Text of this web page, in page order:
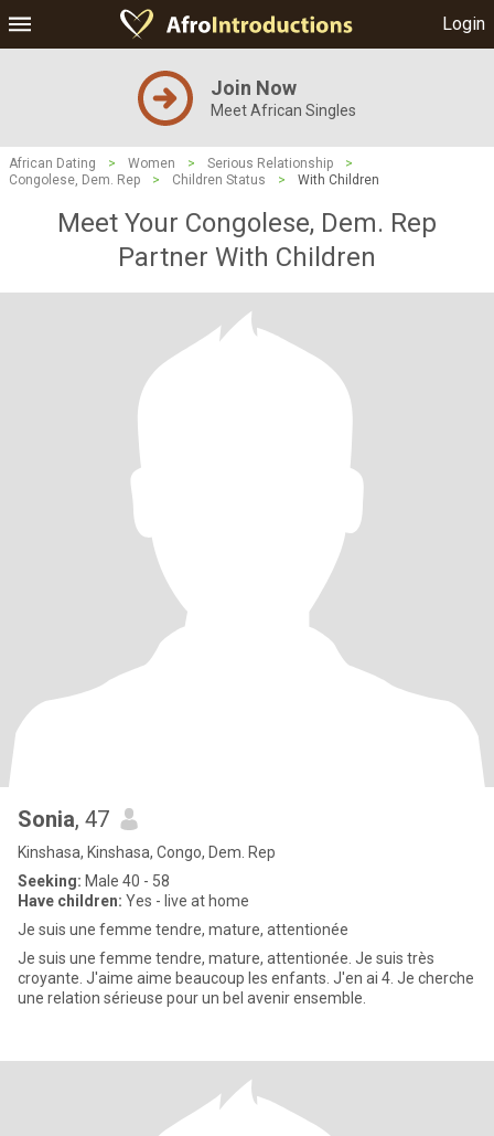
Login
Join Now
Meet African Singles
African Dating > Women > Serious Relationship
>
Congolese, Dem. Rep
> Children Status > With Children
Meet Your Congolese, Dem. Rep
Partner With Children
Sonia, 47
Kinshasa, Kinshasa, Congo, Dem. Rep
Seeking: Male 40 - 58
Have children: Yes - live at home
Je suis une femme tendre, mature, attentionée
Je suis une femme tendre, mature, attentionée. Je suis très
croyante. J'aime aime beaucoup les enfants. J'en ai 4. Je cherche
une relation sérieuse pour un bel avenir ensemble.